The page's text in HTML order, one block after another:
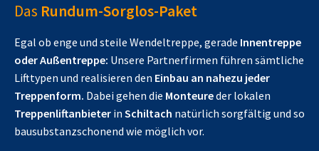
Das Rundum-Sorglos-Paket
Egal ob enge und steile Wendeltreppe, gerade Innentreppe
oder Außentreppe: Unsere Partnerfirmen führen sämtliche
Lifttypen und realisieren den Einbau an nahezu jeder
Treppenform. Dabei gehen die Monteureder lokalen
Treppenliftanbieter in Schiltach natürlich sorgfältig und so
bausubstanzschonend wie möglich vor.